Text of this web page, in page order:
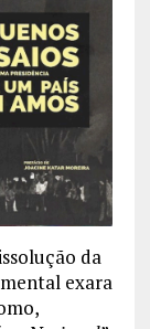
da
exara